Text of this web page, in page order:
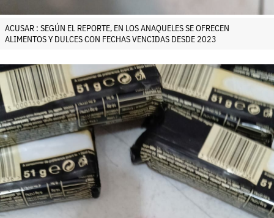
ACUSAR : SEGÚN EL REPORTE, EN LOS ANAQUELES SE OFRECEN
ALIMENTOS Y DULCES CON FECHAS VENCIDAS DESDE 2023